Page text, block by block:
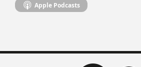
Apple Podcasts